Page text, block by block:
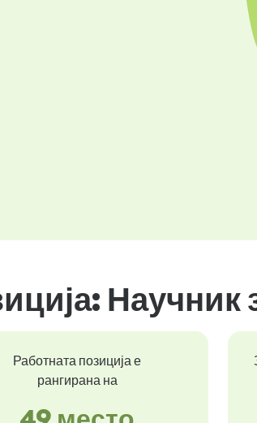
Научник
Работната позиција е
рангирана на